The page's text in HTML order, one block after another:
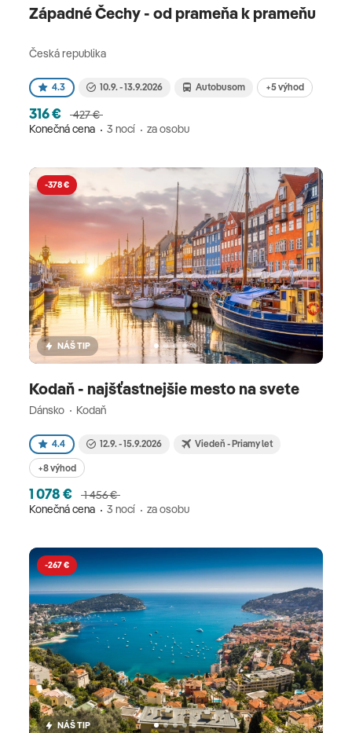
Západné Čechy - od prameňa k prameňu
Česká republika
4.3 10.9. - 13.9.2026 Autobusom +5 výhod
316 €
427 €
Konečná cena
3 nocí za osobu
-378 €
NÁŠ TIP
Kodaň - najšťastnejšie mesto na svete
Dánsko Kodaň
4.4 12.9. - 15.9.2026 Viedeň - Priamy let
+8 výhod
1 078 €
1 456 €
Konečná cena
3 nocí za osobu
-267 €
NÁŠ TIP